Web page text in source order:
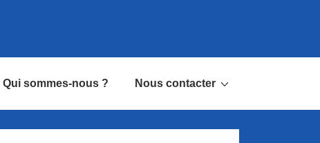
Qui sommes-nous ? Nous contacter